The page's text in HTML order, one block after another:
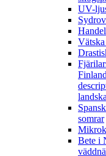
UV-
somrar
Bete i